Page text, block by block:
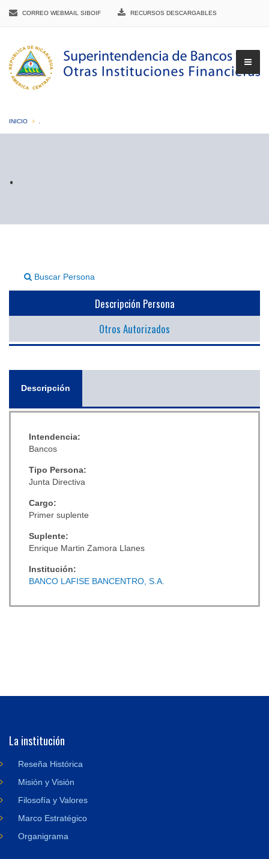
CORREO WEBMAIL SIBOIF RECURSOS DESCARGABLES
INICIO
.
Buscar Persona
Descripción Persona
Otros Autorizados
Descripción
Intendencia:
Bancos
Tipo Persona:
Junta Directiva
Cargo:
Primer suplente
Suplente:
Enrique Martin Zamora Llanes
Institución:
BANCO LAFISE BANCENTRO, S.A.
La institución
Reseña Histórica
Misión y Visión
Filosofía y Valores
Marco Estratégico
Organigrama